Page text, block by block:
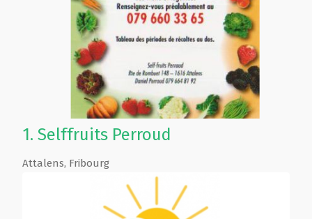
1. Selffruits Perroud
Attalens, Fribourg